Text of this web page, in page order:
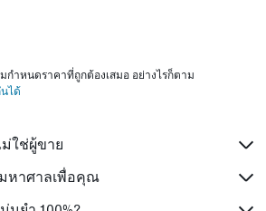
มกำหนดราคาที่ถูกต้องเสมอ อย่างไรก็ตาม
ได้
ม่ใช่ผู้ขาย
หาศาลเพื่อคุณ